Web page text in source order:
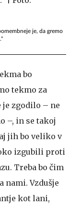
je, da gremo
bo
tekmo za
je zgodilo – ne
–, in se takoj
jih bo veliko v
izgubili proti
Treba bo čim
nami. Vzdušje
kot lani,